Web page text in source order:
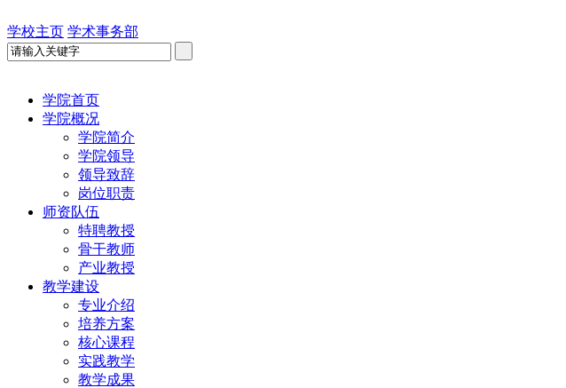
学校主页 学术事务部
学院首页
学院概况
学院简介
学院领导
领导致辞
岗位职责
师资队伍
特聘教授
骨干教师
产业教授
教学建设
专业介绍
培养方案
核心课程
实践教学
教学成果